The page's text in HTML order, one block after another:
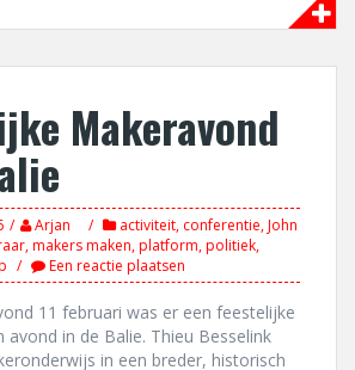
Makeravond
Arjan activiteit, conferentie,John
,makers maken,platform,politiek,
Een reactie plaatsen
11 februari was er een feestelijke
avond in de Balie. Thieu Besselink
in een breder, historisch